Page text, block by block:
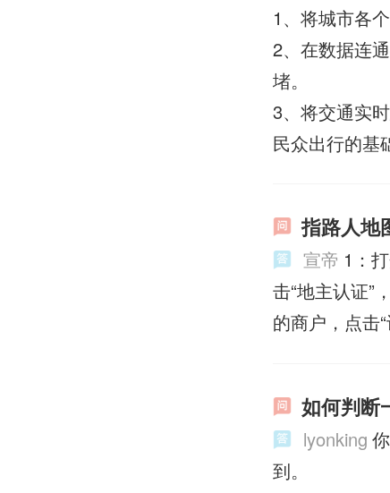
1、将城市各
2、在数据连
堵。
3、将交通实
民众出行的基
指路人地
宣帝 1：
击“地主认证”
的商户，点击
如何判断
lyonking
到。